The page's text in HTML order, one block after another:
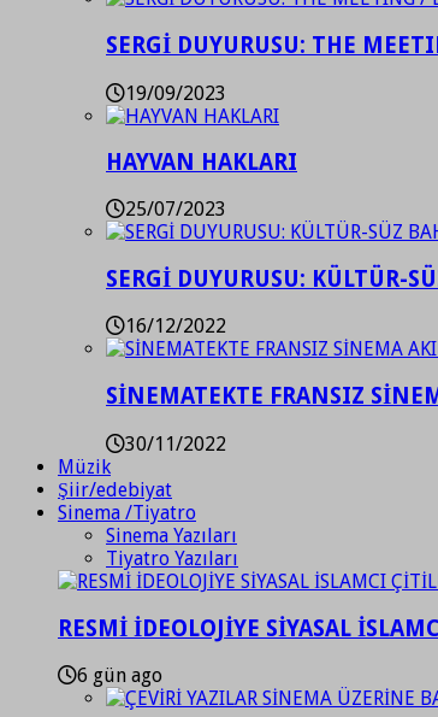
SERGİ DUYURUSU: THE
19/09/2023
HAYVAN HAKLARI
25/07/2023
SERGİ DUYURUSU: KÜLTÜR-
16/12/2022
SİNEMATEKTE FRANSIZ
30/11/2022
Müzik
Şiir/edebiyat
Sinema /Tiyatro
Sinema Yazıları
Tiyatro Yazıları
RESMİ İDEOLOJİYE SİYASAL
6 gün ago